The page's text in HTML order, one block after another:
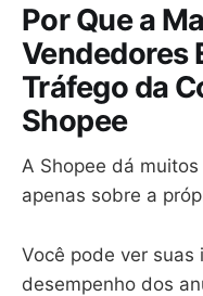
Por Que a
Vendedores
Tráfego da
Shopee
A Shopee dá
apenas sobre a
Você pode ver suas
desempenho dos